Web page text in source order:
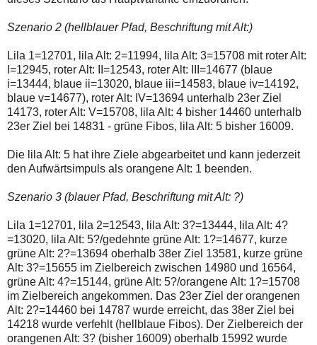
Szenario 2 (hellblauer Pfad, Beschriftung mit Alt:)
Lila 1=12701, lila Alt: 2=11994, lila Alt: 3=15708 mit roter Alt:
I=12945, roter Alt: II=12543, roter Alt: III=14677 (blaue
i=13444, blaue ii=13020, blaue iii=14583, blaue iv=14192,
blaue v=14677), roter Alt: IV=13694 unterhalb 23er Ziel
14173, roter Alt: V=15708, lila Alt: 4 bisher 14460 unterhalb
23er Ziel bei 14831 - grüne Fibos, lila Alt: 5 bisher 16009.
Die lila Alt: 5 hat ihre Ziele abgearbeitet und kann jederzeit
den Aufwärtsimpuls als orangene Alt: 1 beenden.
Szenario 3 (blauer Pfad, Beschriftung mit Alt: ?)
Lila 1=12701, lila 2=12543, lila Alt: 3?=13444, lila Alt: 4?
=13020, lila Alt: 5?/gedehnte grüne Alt: 1?=14677, kurze
grüne Alt: 2?=13694 oberhalb 38er Ziel 13581, kurze grüne
Alt: 3?=15655 im Zielbereich zwischen 14980 und 16564,
grüne Alt: 4?=15144, grüne Alt: 5?/orangene Alt: 1?=15708
im Zielbereich angekommen. Das 23er Ziel der orangenen
Alt: 2?=14460 bei 14787 wurde erreicht, das 38er Ziel bei
14218 wurde verfehlt (hellblaue Fibos). Der Zielbereich der
orangenen Alt: 3? (bisher 16009) oberhalb 15992 wurde